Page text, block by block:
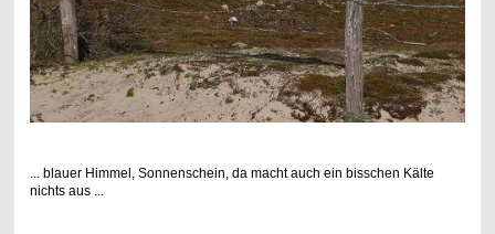
... blauer Himmel, Sonnenschein, da macht auch ein bisschen Kälte
nichts aus ...